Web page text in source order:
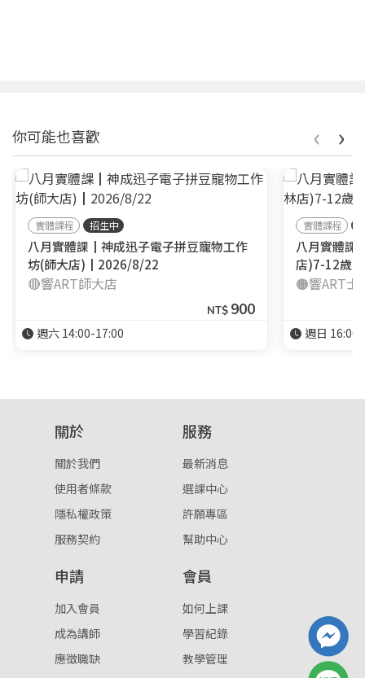
你可能也喜歡
實體課程 招生中
八月實體課┃神成迅子電子拼豆寵物工作
坊(師大店)┃2026/8/22
🔴響ART師大店
NT$ 900
週六 14:00-17:00
實體課程
八月實體課
店)7-12歲
🟠響ART士
週日
‹ ›
關於
關於我們
使用者條款
隱私權政策
服務契約
服務
最新消息
選課中心
許願專區
幫助中心
申請
加入會員
成為講師
應徵職缺
會員
如何上課
學習紀錄
教學管理